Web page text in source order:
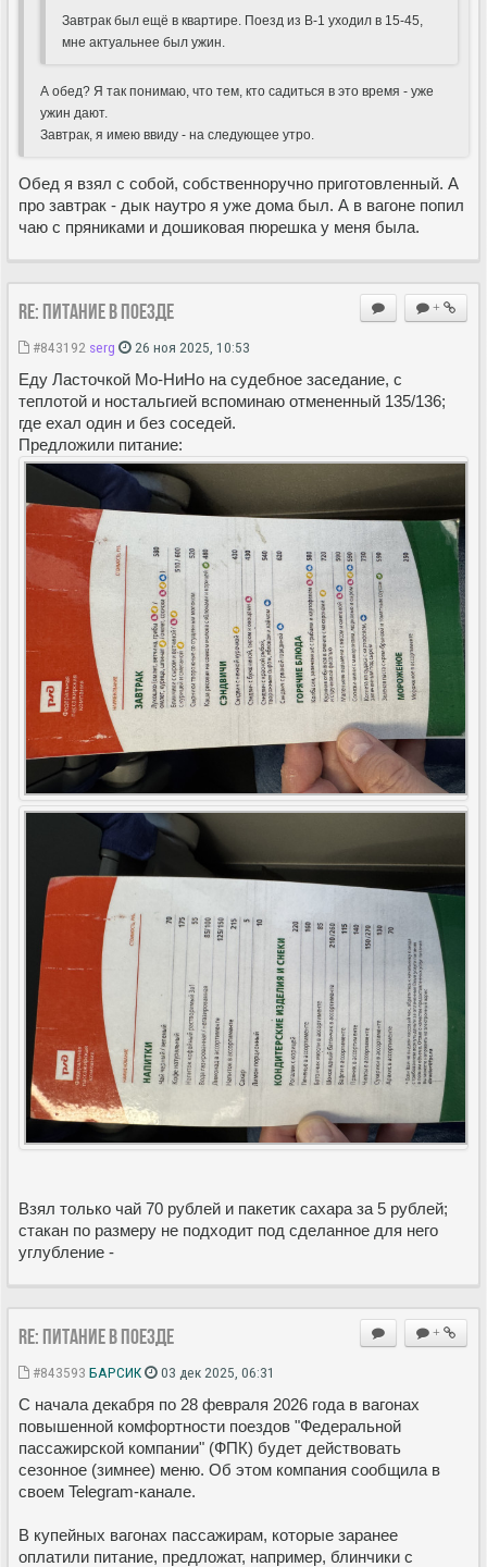
Завтрак был ещё в квартире. Поезд из В-1 уходил в 15-45,
мне актуальнее был ужин.
А обед? Я так понимаю, что тем, кто садиться в это время - уже
ужин дают.
Завтрак, я имею ввиду - на следующее утро.
Обед я взял с собой, собственноручно приготовленный. А
про завтрак - дык наутро я уже дома был. А в вагоне попил
чаю с пряниками и дошиковая пюрешка у меня была.
+
Re: Питание в поезде
#843192 serg 26 ноя 2025, 10:53
Еду Ласточкой Мо-НиНо на судебное заседание, с
теплотой и ностальгией вспоминаю отмененный 135/136;
где ехал один и без соседей.
Предложили питание:
Взял только чай 70 рублей и пакетик сахара за 5 рублей;
стакан по размеру не подходит под сделанное для него
углубление -
+
Re: Питание в поезде
#843593 БАРСИК 03 дек 2025, 06:31
С начала декабря по 28 февраля 2026 года в вагонах
повышенной комфортности поездов "Федеральной
пассажирской компании" (ФПК) будет действовать
сезонное (зимнее) меню. Об этом компания сообщила в
своем Telegram-канале.
В купейных вагонах пассажирам, которые заранее
оплатили питание, предложат, например, блинчики с